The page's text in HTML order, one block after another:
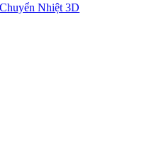
Nhiệt 3D